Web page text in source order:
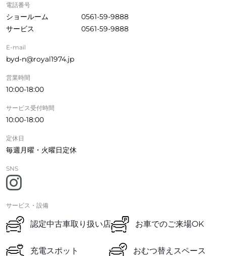
電話番号
ショールーム
0561-59-9888
サービス
0561-59-9888
E-mail
byd-n@royal1974.jp
営業時間
10:00-18:00
サービス受付時間
10:00-18:00
定休日
毎週月曜・火曜日定休
SNS
サービス・設備
認定中古車取り扱い店 お車でのご来場OK
充電スポット おむつ替えスペース